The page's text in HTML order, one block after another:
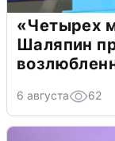
«Четырех
Шаляпин
6 августа 62